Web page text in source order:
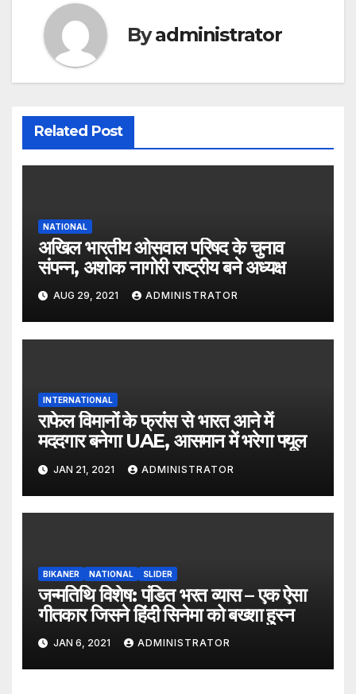
Byadministrator
Related Post
NATIONAL
अखिल भारतीय ओसवाल परिषद के चुनाव
संपन्न, अशोक नागोरी राष्ट्रीय बने अध्यक्ष
AUG 29, 2021 ADMINISTRATOR
INTERNATIONAL
राफेल विमानों के फ्रांस से भारत आने में
मददगार बनेगा UAE, आसमान में भरेगा फ्यूल
JAN 21, 2021 ADMINISTRATOR
BIKANER NATIONAL SLIDER
जन्मतिथि विशेष: पंडित भरत व्यास – एक ऐसा
गीतकार जिसने हिंदी सिनेमा को बख्शा हुस्न
JAN 6, 2021 ADMINISTRATOR